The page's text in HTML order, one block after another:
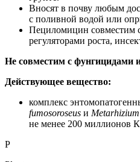
Вносят в почву любым
с поливной водой или
Пециломицин совместим
регуляторами роста,
Не совместим с фунгицидами
Действующее вещество:
комплекс
fumosoroseus и
не менее 200 миллионов
P